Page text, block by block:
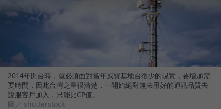
2014年開台時，就必須面對當年威寶基地台很少的現實，要增加需
要時間，因此台灣之星很清楚，一開始絕對無法用好的通訊品質去
說服客戶加入，只能比CP值。
圖／ shutterstock